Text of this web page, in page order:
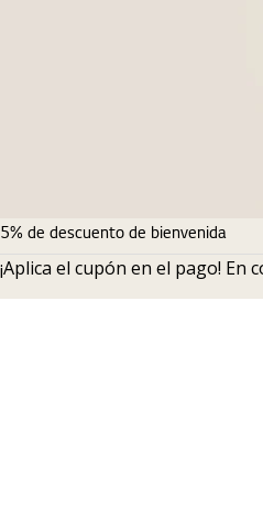
5% de descuento de bienvenida
¡Aplica el cupón en el pago! En